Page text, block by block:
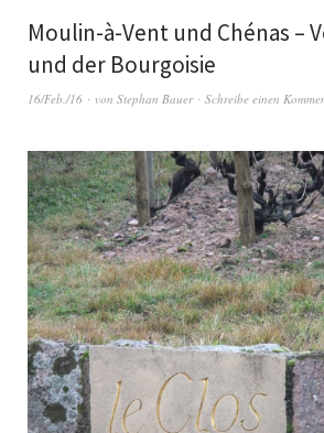
Moulin-à-Vent und Chénas –
und der Bourgoisie
16/Feb./16 von Stephan Bauer Schreibe einen